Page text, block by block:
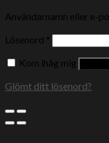
Användarnamn eller e-
Lösenord *
Kom ihåg mig
Glömt ditt lösenord?